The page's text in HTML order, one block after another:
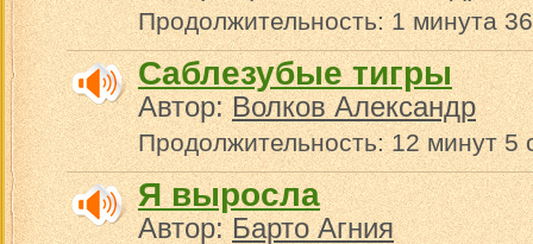
Продолжительность: 1 минута
Саблезубые тигры
Автор:Волков Александр
Продолжительность: 12 минут 5
Я выросла
Автор:Барто Агния